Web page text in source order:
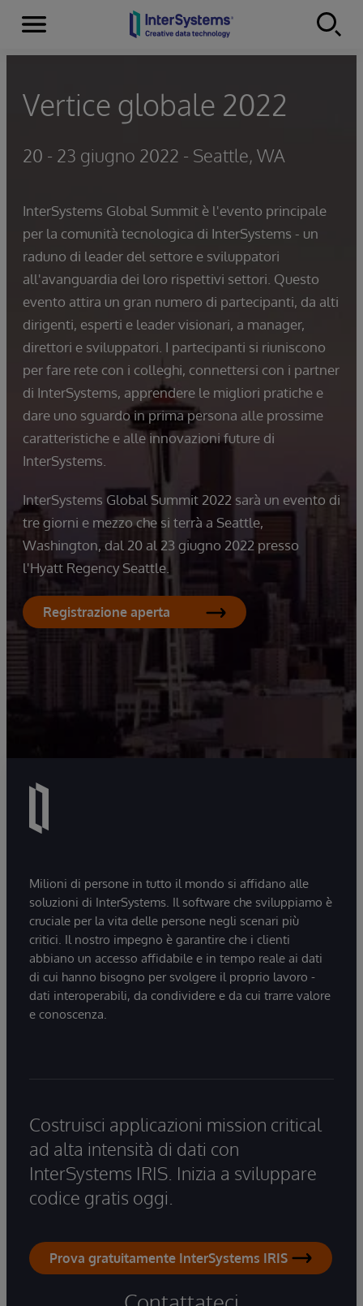
Skip to content
Menu
Vertice globale 2022
20 - 23 giugno 2022 - Seattle, WA
InterSystems Global Summit è l'evento principale
per la comunità tecnologica di InterSystems - un
raduno di leader del settore e sviluppatori
all'avanguardia dei loro rispettivi settori. Questo
evento attira un gran numero di partecipanti, da alti
dirigenti, esperti e leader visionari, a manager,
direttori e sviluppatori. I partecipanti si riuniscono
per fare rete con i colleghi, connettersi con i partner
di InterSystems, apprendere le migliori pratiche e
dare uno sguardo in prima persona alle prossime
caratteristiche e alle innovazioni future di
InterSystems.
InterSystems Global Summit 2022 sarà un evento di
tre giorni e mezzo che si terrà a Seattle,
Washington, dal 20 al 23 giugno 2022 presso
l'Hyatt Regency Seattle.
Registrazione aperta
Milioni di persone in tutto il mondo si affidano alle
soluzioni di InterSystems. Il software che sviluppiamo è
cruciale per la vita delle persone negli scenari più
critici. Il nostro impegno è garantire che i clienti
abbiano un accesso affidabile e in tempo reale ai dati
di cui hanno bisogno per svolgere il proprio lavoro -
dati interoperabili, da condividere e da cui trarre valore
e conoscenza.
Costruisci applicazioni mission critical
ad alta intensità di dati con
InterSystems IRIS. Inizia a sviluppare
codice gratis oggi.
Prova gratuitamente InterSystems IRIS